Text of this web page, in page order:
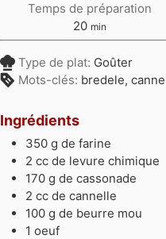
Temps de préparation
20minutes
min
Type de plat: Goûter
Mots-clés: bredele,
Ingrédients
350 g de farine
2 cc de levure chimique
170 g de cassonade
2 cc de cannelle
100 g de beurre mou
1 oeuf